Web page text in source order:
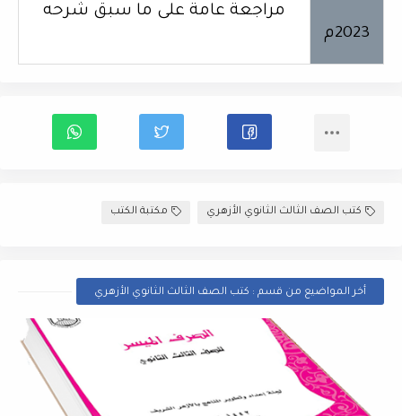
2023م
مراجعة عامة على ما سبق شرحه
كتب الصف الثالث الثانوي الأزهري مكتبة الكتب
أخر المواضيع من قسم : كتب الصف الثالث الثانوي الأزهري